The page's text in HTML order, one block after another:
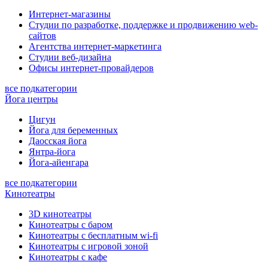
Интернет-магазины
Студии по разработке, поддержке и продвижению web-
сайтов
Агентства интернет-маркетинга
Студии веб-дизайна
Офисы интернет-провайдеров
все подкатегории
Йога центры
Цигун
Йога для беременных
Даосская йога
Янтра-йога
Йога-айенгара
все подкатегории
Кинотеатры
3D кинотеатры
Кинотеатры с баром
Кинотеатры с бесплатным wi-fi
Кинотеатры с игровой зоной
Кинотеатры с кафе